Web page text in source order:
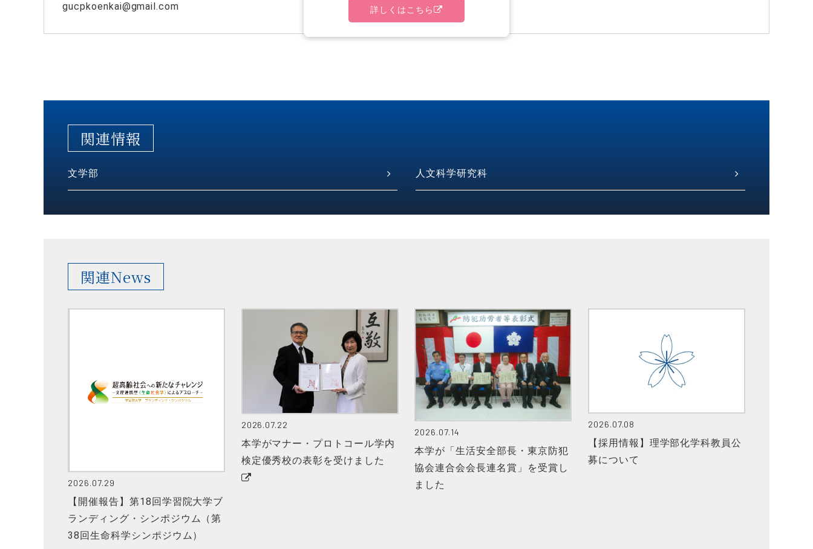
gucpkoenkai@gmail.com
関連情報
文学部 人文科学研究科
関連News
2026.07.29
【開催報告】第18回学習院大学ブ
ランディング・シンポジウム（第
38回生命科学シンポジウム）
2026.07.22
本学がマナー・プロトコール学内
検定優秀校の表彰を受けました
2026.07.14
本学が「生活安全部長・東京防犯
協会連合会会長連名賞」を受賞し
ました
2026.07.08
【採用情報】理学部化学科教員公
募について
詳しくはこちら